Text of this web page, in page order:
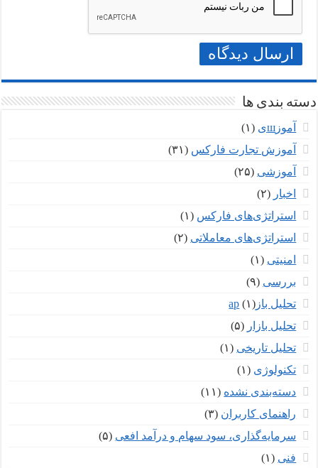
دسته بندی ها
آموزшی
(۱)
آموزش تجارت فارکس (۳۱)
آموزشی (۲۵)
اخبار (۲)
استراتژی‌های فارکس (۱)
استراتژی‌های معاملاتی (۲)
امنیتی (۱)
بررسی (۹)
تحلیل بازар (۱)
تحلیل بازار (۵)
تحلیل تاریخی (۱)
تکنولوژی (۱)
دسته‌بندی نشده (۱۱)
راهنمای کاربران (۳)
سرمایه‌گذاری، سود سهام و درآمد افعی (۵)
فنی (۱)